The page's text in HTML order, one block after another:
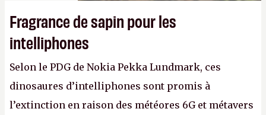
Fragrance de sapin pour les
intelliphones
Selon le PDG de Nokia Pekka Lundmark, ces
dinosaures d’intelliphones sont promis à
l’extinction en raison des météores 6G et métavers